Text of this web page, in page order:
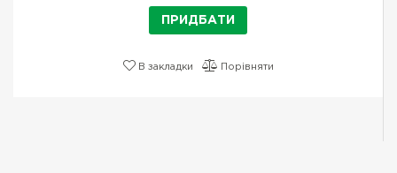
ПРИДБАТИ
В закладки Порівняти